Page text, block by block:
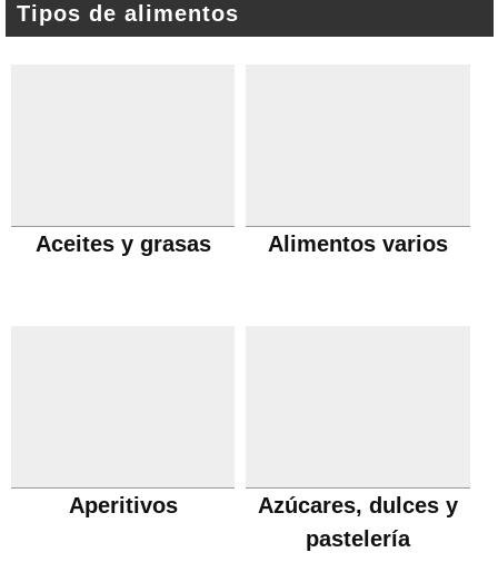
Tipos de alimentos
Aceites y grasas Alimentos varios
Aperitivos
Azúcares, dulces y
pastelería